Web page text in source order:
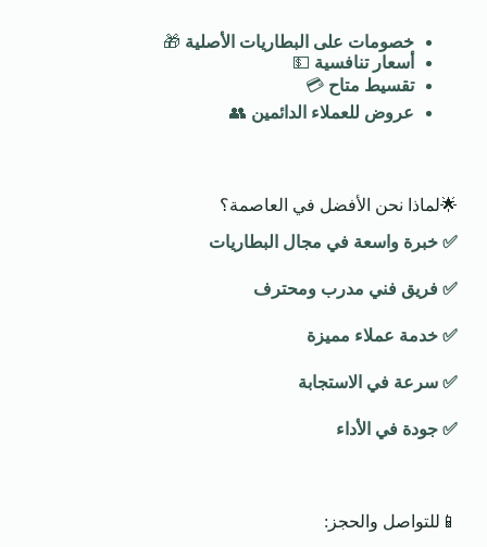
خصومات على البطاريات الأصلية 🎁
أسعار تنافسية 💵
تقسيط متاح 💳
عروض للعملاء الدائمين 👥
🌟لماذا نحن الأفضل في العاصمة؟
✅ خبرة واسعة في مجال البطاريات
✅ فريق فني مدرب ومحترف
✅ خدمة عملاء مميزة
✅ سرعة في الاستجابة
✅ جودة في الأداء
📱للتواصل والحجز: